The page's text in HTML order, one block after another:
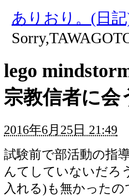
ありおり。(日
lego
宗教信者に会
2016年6月25日 21:49
試験前で部活動の指
んてしていないだろ
入れる)も無かった